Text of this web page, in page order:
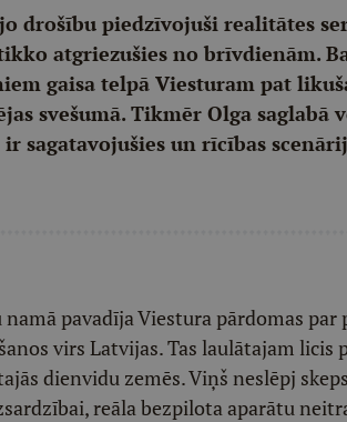
drošību piedzīvojuši realitātes
atgriezušies no brīvdienām.
gaisa telpā Viesturam pat
svešumā. Tikmēr Olga saglabā
sagatavojušies un rīcības
pavadīja Viestura pārdomas par
virs Latvijas. Tas laulātajam licis
dienvidu zemēs. Viņš neslēpj
reāla bezpilota aparātu